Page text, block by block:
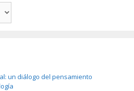
un diálogo del pensamiento